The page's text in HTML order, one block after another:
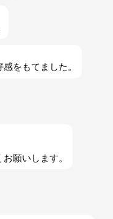
をもてました。
願いします。